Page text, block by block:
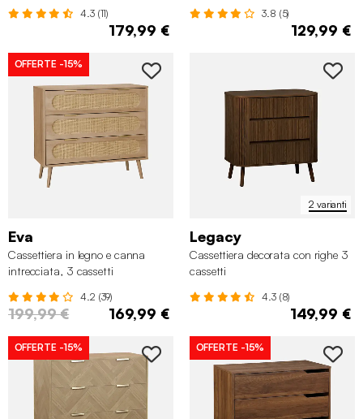
4.3 (11)
179,99 €
3.8 (5)
129,99 €
OFFERTE -15%
Eva
Cassettiera in legno e canna
intrecciata, 3 cassetti
4.2 (39)
199,99 € 169,99 €
2 varianti
Legacy
Cassettiera decorata con righe 3
cassetti
4.3 (8)
149,99 €
OFFERTE -15% OFFERTE -15%